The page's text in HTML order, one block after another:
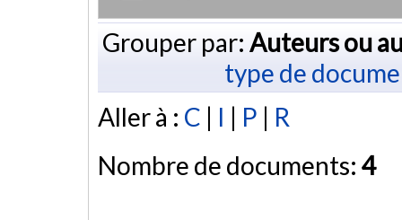
Grouper par: Auteurs ou
type de
Aller à : C | I | P | R
Nombre de documents: 4